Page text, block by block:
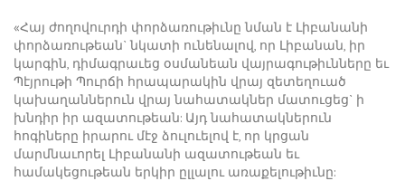
«Հայ ժողովուրդի փորձառութիւնը նման է Լիբանանի
փորձառութեան` նկատի ունենալով, որ Լիբանան, իր
կարգին, դիմագրաւեց օսմանեան վայրագութիւնները եւ
Պէյրութի Պուրճի հրապարակին վրայ զետեղուած
կախաղաններուն վրայ նահատակներ մատուցեց` ի
խնդիր իր ազատութեան: Այդ նահատակներուն
հոգիները իրարու մէջ ձուլուելով է, որ կրցան
մարմնաւորել Լիբանանի ազատութեան եւ
համակեցութեան երկիր ըլլալու առաքելութիւնը: